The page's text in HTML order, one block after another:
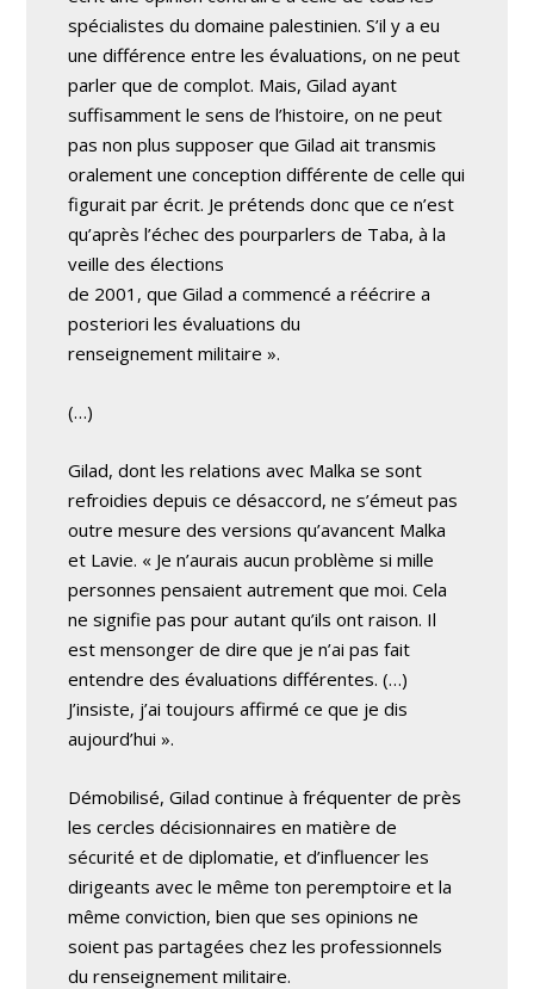
spécialistes du domaine palestinien. S’il y a eu
une différence entre les évaluations, on ne peut
parler que de complot. Mais, Gilad ayant
suffisamment le sens de l’histoire, on ne peut
pas non plus supposer que Gilad ait transmis
oralement une conception différente de celle qui
figurait par écrit. Je prétends donc que ce n’est
qu’après l’échec des pourparlers de Taba, à la
veille des élections
de 2001, que Gilad a commencé a réécrire a
posteriori les évaluations du
renseignement militaire ».
(…)
Gilad, dont les relations avec Malka se sont
refroidies depuis ce désaccord, ne s’émeut pas
outre mesure des versions qu’avancent Malka
et Lavie. « Je n’aurais aucun problème si mille
personnes pensaient autrement que moi. Cela
ne signifie pas pour autant qu’ils ont raison. Il
est mensonger de dire que je n’ai pas fait
entendre des évaluations différentes. (…)
J’insiste, j’ai toujours affirmé ce que je dis
aujourd’hui ».
Démobilisé, Gilad continue à fréquenter de près
les cercles décisionnaires en matière de
sécurité et de diplomatie, et d’influencer les
dirigeants avec le même ton peremptoire et la
même conviction, bien que ses opinions ne
soient pas partagées chez les professionnels
du renseignement militaire.